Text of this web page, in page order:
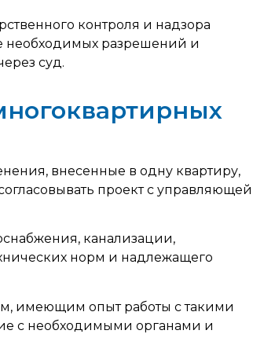
контроля и надзора
необходимых разрешений и
суд.
внесенные в одну квартиру,
проект с управляющей
канализации,
норм и надлежащего
имеющим опыт работы с такими
с необходимыми органами и